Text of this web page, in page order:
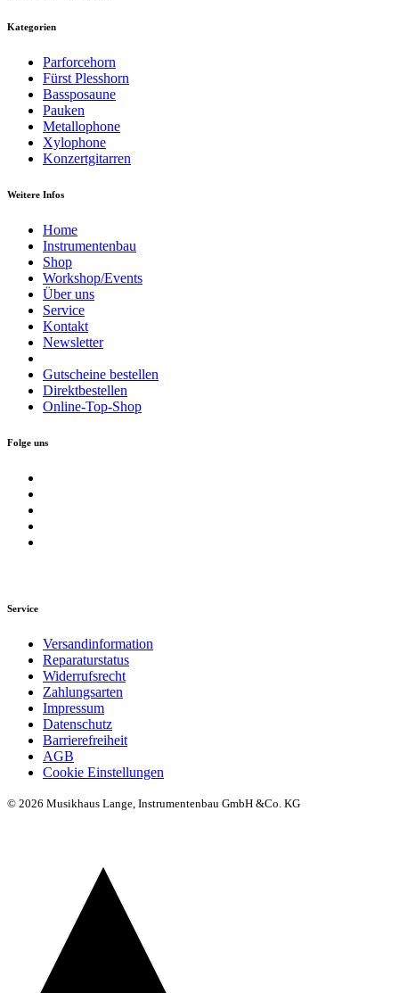
Kategorien
Parforcehorn
Fürst Plesshorn
Bassposaune
Pauken
Metallophone
Xylophone
Konzertgitarren
Weitere Infos
Home
Instrumentenbau
Shop
Workshop/Events
Über uns
Service
Kontakt
Newsletter
Gutscheine bestellen
Direktbestellen
Online-Top-Shop
Folge uns
Service
Versandinformation
Reparaturstatus
Widerrufsrecht
Zahlungsarten
Impressum
Datenschutz
Barrierefreiheit
AGB
Cookie Einstellungen
© 2026 Musikhaus Lange, Instrumentenbau GmbH &Co. KG